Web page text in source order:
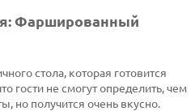
Фаршированный
стола, которая готовится
гости не смогут определить, чем
но получится очень вкусно.